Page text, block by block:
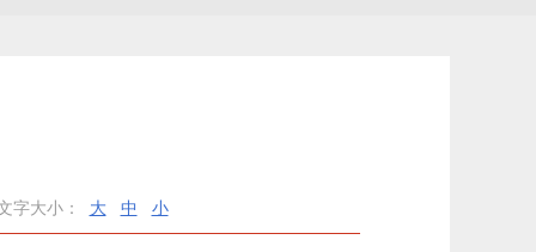
字大小： 大 中 小